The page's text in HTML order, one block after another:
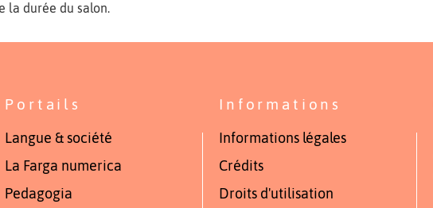
la durée du salon.
Portails
Langue & société
La Farga numerica
Pedagogia
Informations
Informations légales
Crédits
Droits d'utilisation